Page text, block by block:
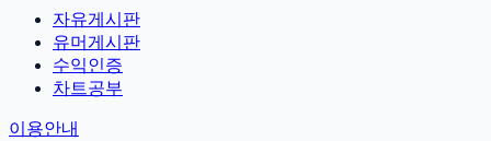
자유게시판
유머게시판
수익인증
차트공부
이용안내